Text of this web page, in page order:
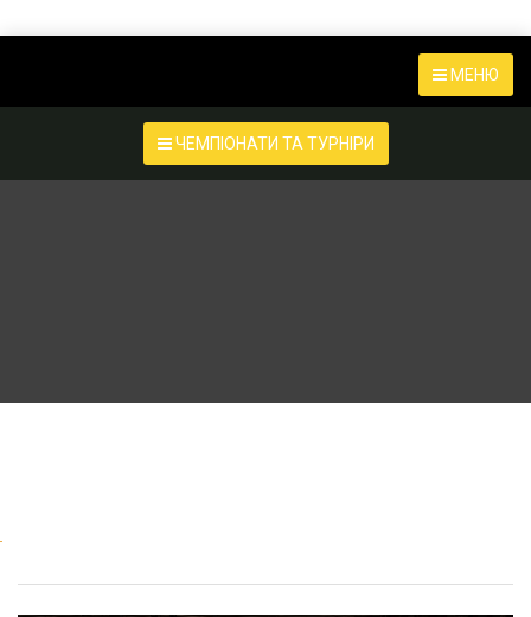
МЕНЮ
ЧЕМПІОНАТИ ТА ТУРНІРИ